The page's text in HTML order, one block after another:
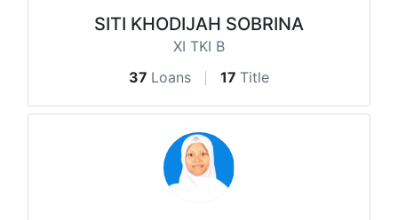
SITI KHODIJAH SOBRINA
XI TKI B
37 Loans 17 Title